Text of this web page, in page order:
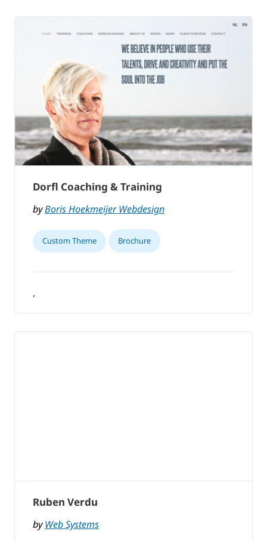
Dorfl Coaching & Training
byBoris Hoekmeijer Webdesign
Custom Theme Brochure
,
Ruben Verdu
byWeb Systems